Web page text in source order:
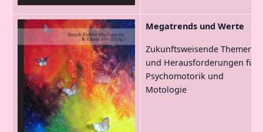
Megatrends und Werte
Zukunftsweisende Themen
und Herausforderungen für
Psychomotorik und
Motologie